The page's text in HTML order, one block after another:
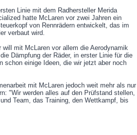
Linie mit dem Radhersteller Merida
hatte McLaren vor zwei Jahren ein
von Rennrädern entwickelt, das im
verbaut wird.
will mit McLaren vor allem die Aerodynamik
Dämpfung der Räder, in erster Linie für die
schon einige Ideen, die wir jetzt aber noch
mit McLaren jedoch weit mehr als nur
"Wir werden alles auf den Prüfstand stellen,
Team, das Training, den Wettkampf, bis